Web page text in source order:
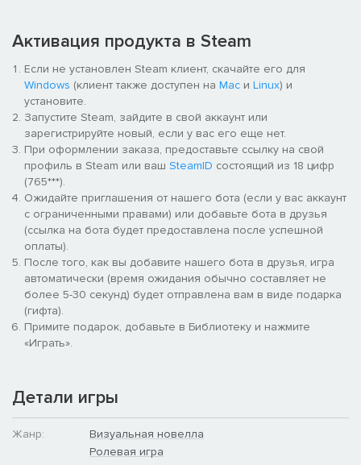
entanglements.
High - definition visual performance: The game has high -
definition visual performance. Whether it is the character images
or the scene details, it can bring visual enjoyment to players.
Functional gameplay features: It supports offline play, allowing
players to immerse themselves in the story anytime and
anywhere; it has a one - key backtracking function, which is
convenient for players to review exciting plots; the auto - play
function allows players to easily listen to the story; the chapter
browsing function can quickly locate chapters; there is also high -
definition CG display, bringing a smooth reading experience.
Активация продукта в Steam
Если не установлен Steam клиент, скачайте его для
Windows (клиент также доступен на Mac и Linux) и
установите.
Запустите Steam, зайдите в свой аккаунт или
зарегистрируйте новый, если у вас его еще нет.
При оформлении заказа, предоставьте ссылку на свой
профиль в Steam или ваш SteamID состоящий из 18 цифр
(765***).
Ожидайте приглашения от нашего бота (если у вас аккаунт
с ограниченными правами) или добавьте бота в друзья
(ссылка на бота будет предоставлена после успешной
оплаты).
После того, как вы добавите нашего бота в друзья, игра
автоматически (время ожидания обычно составляет не
более 5-30 секунд) будет отправлена вам в виде подарка
(гифта).
Примите подарок, добавьте в Библиотеку и нажмите
«Играть».
Детали игры
Жанр:
Визуальная новелла
Ролевая игра